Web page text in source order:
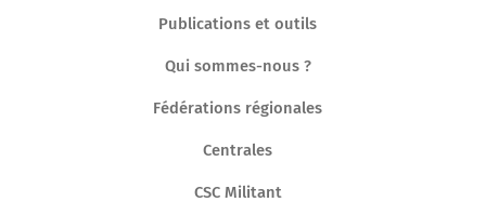
Publications et outils
Qui sommes-nous ?
Fédérations régionales
Centrales
CSC Militant